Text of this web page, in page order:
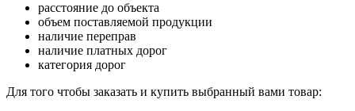
расстояние до объекта
объем поставляемой продукции
наличие переправ
наличие платных дорог
категория дорог
Для того чтобы заказать и купить выбранный вами товар: